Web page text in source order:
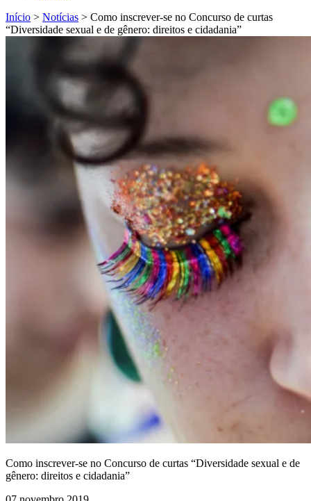
Início > Notícias > Como inscrever-se no Concurso de curtas
“Diversidade sexual e de gênero: direitos e cidadania”
Como inscrever-se no Concurso de curtas “Diversidade sexual e de
gênero: direitos e cidadania”